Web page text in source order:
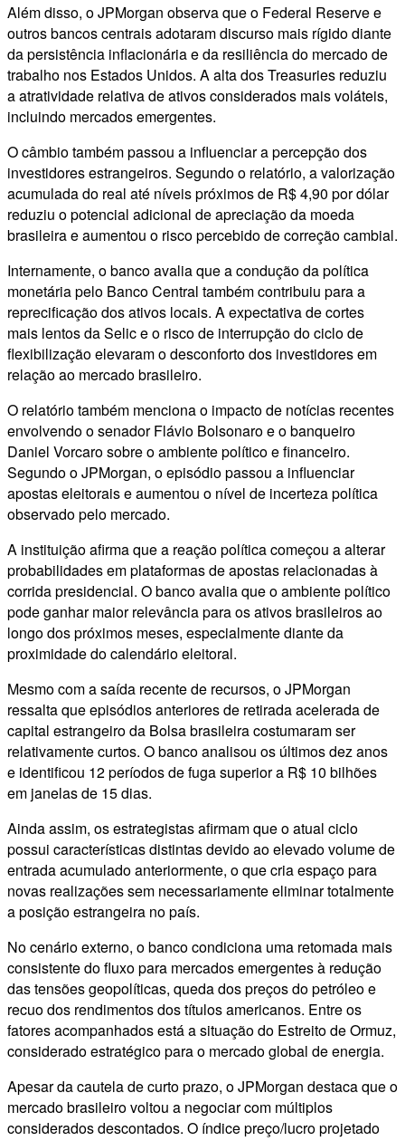
Além disso, o JPMorgan observa que o Federal Reserve e
outros bancos centrais adotaram discurso mais rígido diante
da persistência inflacionária e da resiliência do mercado de
trabalho nos Estados Unidos. A alta dos Treasuries reduziu
a atratividade relativa de ativos considerados mais voláteis,
incluindo mercados emergentes.
O câmbio também passou a influenciar a percepção dos
investidores estrangeiros. Segundo o relatório, a valorização
acumulada do real até níveis próximos de R$ 4,90 por dólar
reduziu o potencial adicional de apreciação da moeda
brasileira e aumentou o risco percebido de correção cambial.
Internamente, o banco avalia que a condução da política
monetária pelo Banco Central também contribuiu para a
reprecificação dos ativos locais. A expectativa de cortes
mais lentos da Selic e o risco de interrupção do ciclo de
flexibilização elevaram o desconforto dos investidores em
relação ao mercado brasileiro.
O relatório também menciona o impacto de notícias recentes
envolvendo o senador Flávio Bolsonaro e o banqueiro
Daniel Vorcaro sobre o ambiente político e financeiro.
Segundo o JPMorgan, o episódio passou a influenciar
apostas eleitorais e aumentou o nível de incerteza política
observado pelo mercado.
A instituição afirma que a reação política começou a alterar
probabilidades em plataformas de apostas relacionadas à
corrida presidencial. O banco avalia que o ambiente político
pode ganhar maior relevância para os ativos brasileiros ao
longo dos próximos meses, especialmente diante da
proximidade do calendário eleitoral.
Mesmo com a saída recente de recursos, o JPMorgan
ressalta que episódios anteriores de retirada acelerada de
capital estrangeiro da Bolsa brasileira costumaram ser
relativamente curtos. O banco analisou os últimos dez anos
e identificou 12 períodos de fuga superior a R$ 10 bilhões
em janelas de 15 dias.
Ainda assim, os estrategistas afirmam que o atual ciclo
possui características distintas devido ao elevado volume de
entrada acumulado anteriormente, o que cria espaço para
novas realizações sem necessariamente eliminar totalmente
a posição estrangeira no país.
No cenário externo, o banco condiciona uma retomada mais
consistente do fluxo para mercados emergentes à redução
das tensões geopolíticas, queda dos preços do petróleo e
recuo dos rendimentos dos títulos americanos. Entre os
fatores acompanhados está a situação do Estreito de Ormuz,
considerado estratégico para o mercado global de energia.
Apesar da cautela de curto prazo, o JPMorgan destaca que o
mercado brasileiro voltou a negociar com múltiplos
considerados descontados. O índice preço/lucro projetado